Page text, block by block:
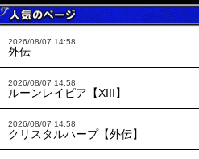
2026/08/07 14:58
外伝
2026/08/07 14:58
ルーンレイピア【XIII】
2026/08/07 14:58
クリスタルハープ【外伝】